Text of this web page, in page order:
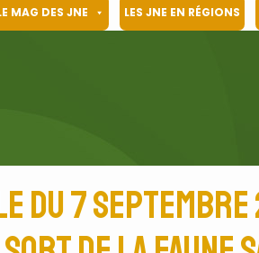
MAG DES JNE LES JNE EN RÉGIONS
7 septembre